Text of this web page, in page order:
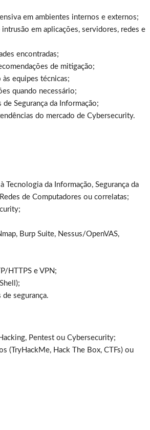
em ambientes internos e externos;
em aplicações, servidores, redes e
encontradas;
de mitigação;
equipes técnicas;
quando necessário;
Segurança da Informação;
do mercado de Cybersecurity.
da Informação, Segurança da
de Computadores ou correlatas;
Burp Suite, Nessus/OpenVAS,
HTTPS e VPN;
de segurança.
Pentest ou Cybersecurity;
(TryHackMe, Hack The Box, CTFs) ou